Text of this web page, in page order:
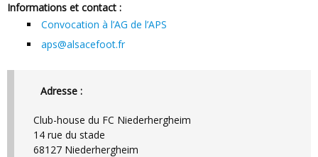
Informations et contact :
Convocation à l’AG de l’APS
aps@alsacefoot.fr
Adresse :
Club-house du FC Niederhergheim
14 rue du stade
68127 Niederhergheim